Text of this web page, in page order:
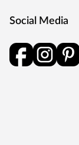
Social Media